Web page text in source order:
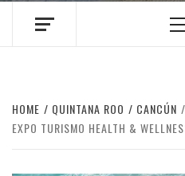
HOME QUINTANA ROO CANCÚN
EXPO TURISMO HEALTH &